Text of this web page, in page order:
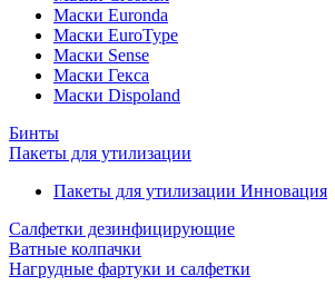
Маски Euronda
Маски EuroType
Маски Sense
Маски Гекса
Маски Dispoland
Бинты
Пакеты для утилизации
Пакеты для утилизации Инновация
Салфетки дезинфицирующие
Ватные колпачки
Нагрудные фартуки и салфетки